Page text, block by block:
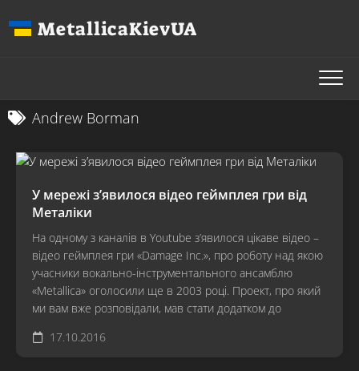
до
MetallicaKievUA
Andrew Borman
У мережі з’явилося відео геймплея гри від
Металіки
На одному з каналів в Youtube з’явилося цікаве відео –
відео геймплея гри «Damage Inc.», про роботу над якою
учасники вокально-інструментального ансамблю
«Metallica» оголосили ще в 2003 році. Проект, про який
ми вам вже розповідали, мав стати додатком до
17.10.2016